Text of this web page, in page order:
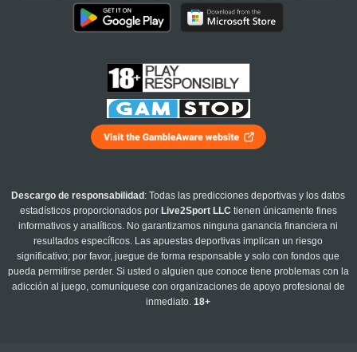
Descargo de responsabilidad : Todas las predicciones deportivas y los datos
estadísticos proporcionados por Live2Sport LLC tienen únicamente fines
informativos y analíticos. No garantizamos ninguna ganancia financiera ni
resultados específicos. Las apuestas deportivas implican un riesgo
significativo; por favor, juegue de forma responsable y solo con fondos que
pueda permitirse perder. Si usted o alguien que conoce tiene problemas con la
adicción al juego, comuníquese con organizaciones de apoyo profesional de
inmediato.18+